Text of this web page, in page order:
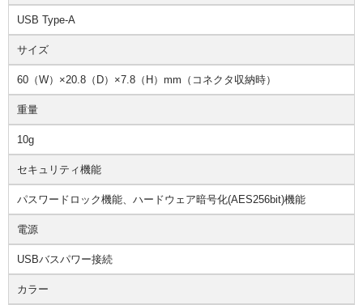
USB Type-A
サイズ
60（W）×20.8（D）×7.8（H）mm（コネクタ収納時）
重量
10g
セキュリティ機能
パスワードロック機能、ハードウェア暗号化(AES256bit)機能
電源
USBバスパワー接続
カラー